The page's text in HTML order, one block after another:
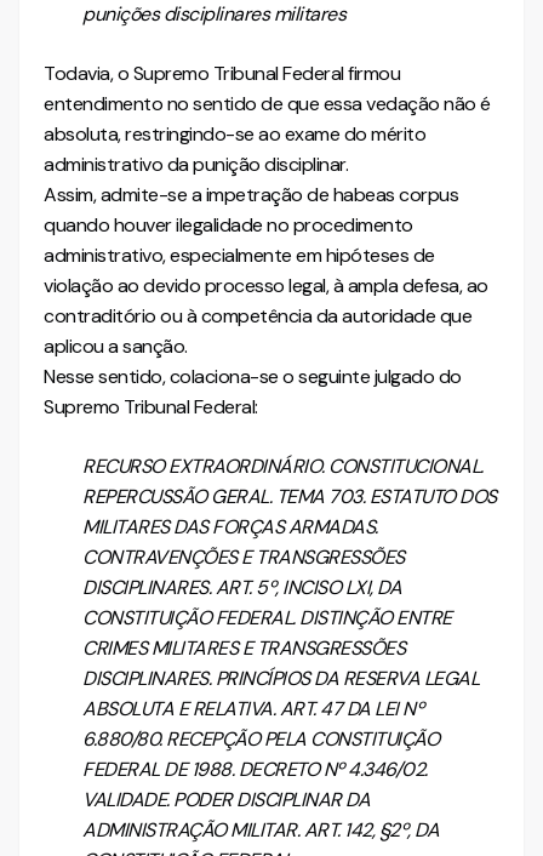
punições disciplinares militares
Todavia, o Supremo Tribunal Federal firmou
entendimento no sentido de que essa vedação não é
absoluta, restringindo-se ao exame do mérito
administrativo da punição disciplinar.
Assim, admite-se a impetração de habeas corpus
quando houver ilegalidade no procedimento
administrativo, especialmente em hipóteses de
violação ao devido processo legal, à ampla defesa, ao
contraditório ou à competência da autoridade que
aplicou a sanção.
Nesse sentido, colaciona-se o seguinte julgado do
Supremo Tribunal Federal:
RECURSO EXTRAORDINÁRIO. CONSTITUCIONAL.
REPERCUSSÃO GERAL. TEMA 703. ESTATUTO DOS
MILITARES DAS FORÇAS ARMADAS.
CONTRAVENÇÕES E TRANSGRESSÕES
DISCIPLINARES. ART. 5º, INCISO LXI, DA
CONSTITUIÇÃO FEDERAL. DISTINÇÃO ENTRE
CRIMES MILITARES E TRANSGRESSÕES
DISCIPLINARES. PRINCÍPIOS DA RESERVA LEGAL
ABSOLUTA E RELATIVA. ART. 47 DA LEI Nº
6.880/80. RECEPÇÃO PELA CONSTITUIÇÃO
FEDERAL DE 1988. DECRETO Nº 4.346/02.
VALIDADE. PODER DISCIPLINAR DA
ADMINISTRAÇÃO MILITAR. ART. 142, §2º, DA